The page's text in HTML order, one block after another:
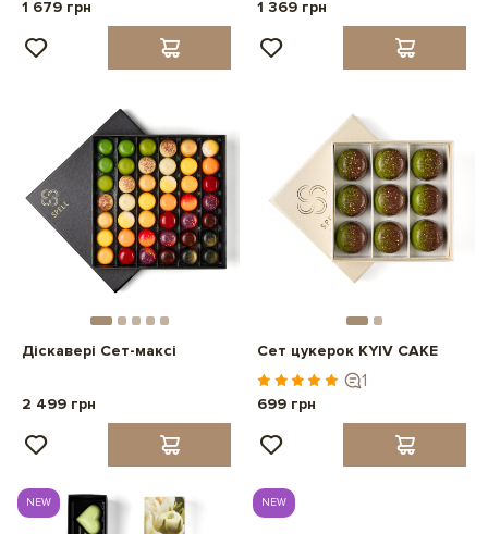
1 679 грн 1 369 грн
Діскавері Сет-максі
2 499 грн
Сет цукерок KYIV CAKE
1
699 грн
NEW NEW